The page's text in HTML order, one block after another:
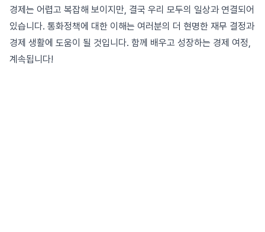
경제는 어렵고 복잡해 보이지만, 결국 우리 모두의 일상과 연결되어
있습니다. 통화정책에 대한 이해는 여러분의 더 현명한 재무 결정과
경제 생활에 도움이 될 것입니다. 함께 배우고 성장하는 경제 여정,
계속됩니다!